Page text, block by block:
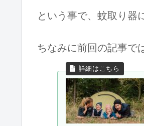
という事で、蚊取り器
ちなみに前回の記事で